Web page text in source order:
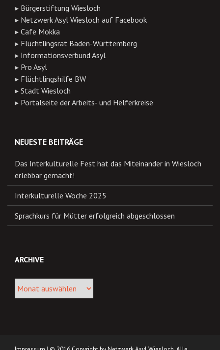
▸ Bürgerstiftung Wiesloch
▸ Netzwerk Asyl Wiesloch auf Facebook
▸ Cafe Mokka
▸ Flüchtlingsrat Baden-Württemberg
▸ Informationsverbund Asyl
▸ Pro Asyl
▸ Flüchtlingshilfe BW
▸ Stadt Wiesloch
▸ Portalseite der Arbeits- und Helferkreise
NEUESTE BEITRÄGE
Das Interkulturelle Fest hat das Miteinander in Wiesloch
erlebbar gemacht!
Interkulturelle Woche 2025
Sprachkurs für Mütter erfolgreich abgeschlossen
ARCHIVE
Archive